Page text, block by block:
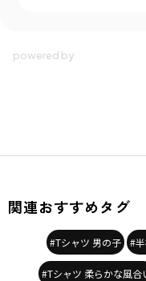
関連おすすめタグ
#Tシャツ 男の子 #
#Tシャツ 柔らかな風合